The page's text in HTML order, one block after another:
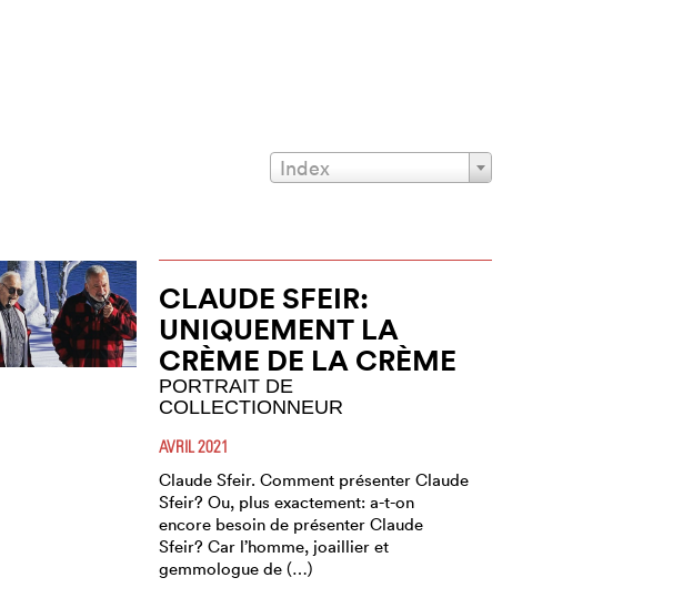
Index
CLAUDE SFEIR:
UNIQUEMENT LA
CRÈME DE LA CRÈME
PORTRAIT DE
COLLECTIONNEUR
AVRIL 2021
Claude Sfeir. Comment présenter Claude
Sfeir? Ou, plus exactement: a-t-on
encore besoin de présenter Claude
Sfeir? Car l’homme, joaillier et
gemmologue de (…)